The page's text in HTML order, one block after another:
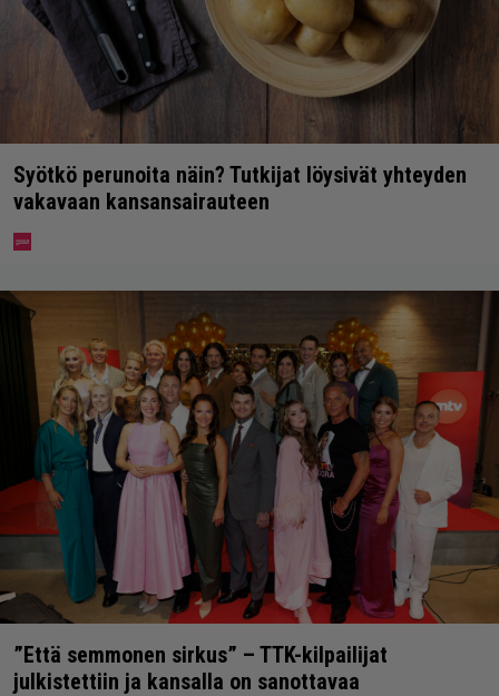
Syötkö perunoita näin? Tutkijat löysivät yhteyden
vakavaan kansansairauteen
”Että semmonen sirkus” – TTK-kilpailijat
julkistettiin ja kansalla on sanottavaa